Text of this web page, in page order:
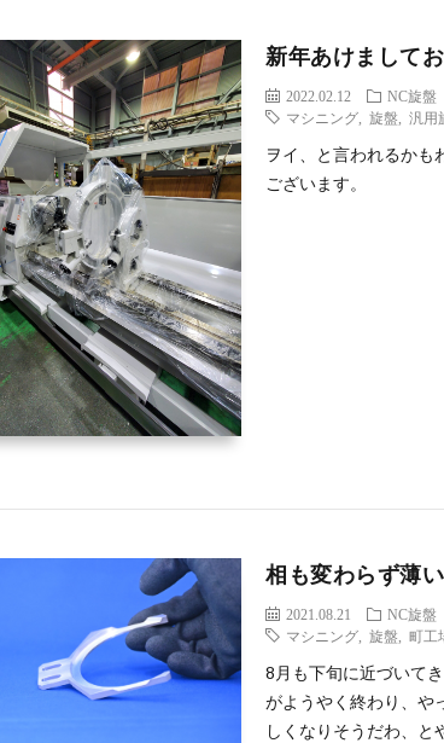
新年あけまして
2022.02.12 NC旋盤
マシニング ,旋盤 ,汎用
ヲイ、と言われるかも
ございます。
相も変わらず薄
2021.08.21 NC旋盤
マシニング ,旋盤 ,町工
8月も下旬に近づいて
がようやく終わり、や
しくなりそうだわ、と